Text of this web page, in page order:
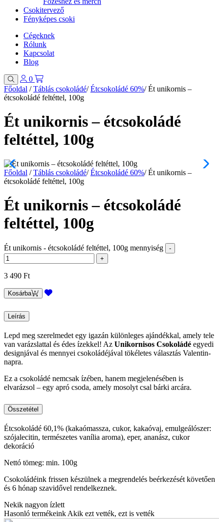
Csokitervező
Fényképes csoki
Cégeknek
Rólunk
Kapcsolat
Blog
0
Főoldal / Táblás csokoládé/ Étcsokoládé 60%/ Ét unikornis –
étcsokoládé feltéttel, 100g
Ét unikornis – étcsokoládé
feltéttel, 100g
Főoldal / Táblás csokoládé/ Étcsokoládé 60%/ Ét unikornis –
étcsokoládé feltéttel, 100g
Ét unikornis – étcsokoládé
feltéttel, 100g
Ét unikornis - étcsokoládé feltéttel, 100g mennyiség
3 490 Ft
Kosárba
Leírás
Lepd meg szerelmedet egy igazán különleges ajándékkal, amely tele
van varázslattal és édes ízekkel! Az Unikornisos Csokoládé egyedi
designjával és mennyei csokoládéjával tökéletes választás Valentin-
napra.
Ez a csokoládé nemcsak ízében, hanem megjelenésében is
elvarázsol – egy apró csoda, amely mosolyt csal bárki arcára.
Összetétel
Étcsokoládé 60,1% (kakaómassza, cukor, kakaóvaj, emulgeálószer:
szójalecitin, természetes vanília aroma), eper, ananász, cukor
dekoráció
Nettó tömeg: min. 100g
Csokoládéink frissen készülnek a megrendelés beérkezését követően
és 6 hónap szavidővel rendelkeznek.
Nekik nagyon ízlett
Hasonló termékeink Akik ezt vették, ezt is vették